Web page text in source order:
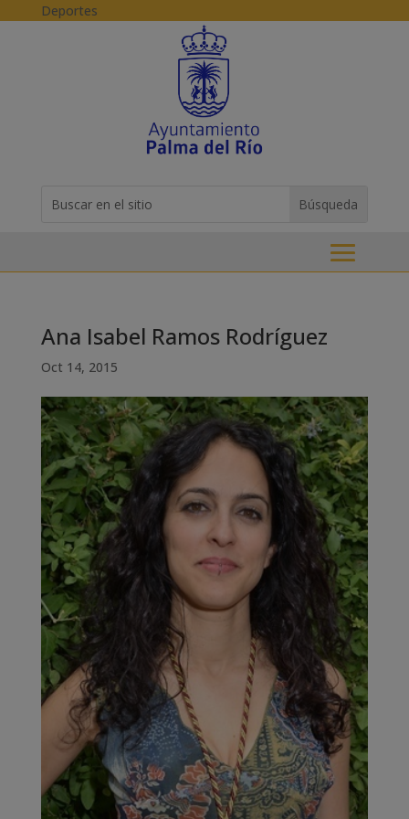
Skip to content
Deportes
for...
Ana Isabel Ramos Rodríguez
Oct 14, 2015